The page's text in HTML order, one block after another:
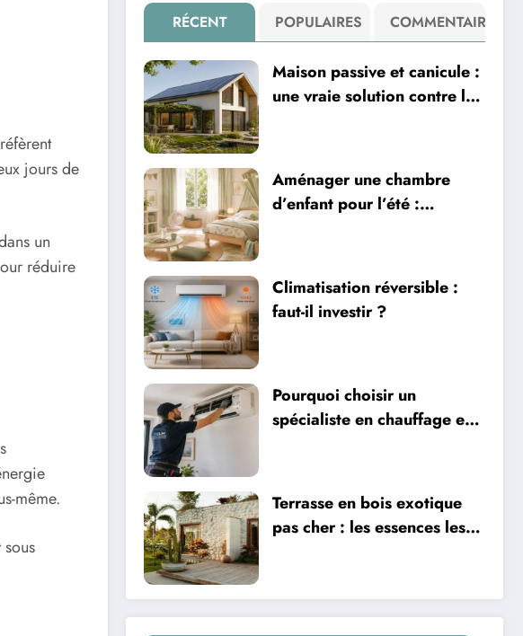
jours de
un
réduire
même.
RÉCENT POPULAIRES COMMENTAIRE
Maison passive et canicule :
une vraie solution contre la
Aménager une chambre
d’enfant pour l’été :
Climatisation réversible :
faut-il investir ?
Pourquoi choisir un
spécialiste en chauffage et
Terrasse en bois exotique
pas cher : les essences les